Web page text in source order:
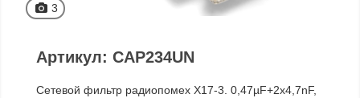
3
Артикул: CAP234UN
Сетевой фильтр радиопомех X17-3. 0,47µF+2x4,7nF,